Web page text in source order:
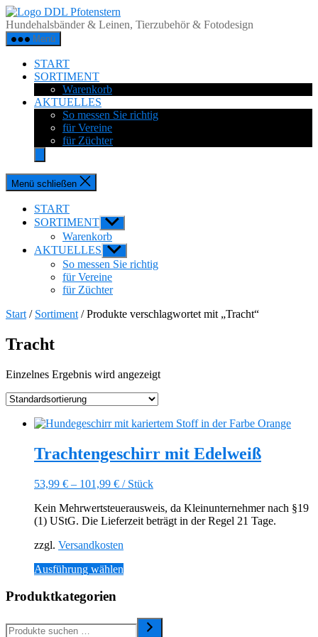
Zum
Inhalt
springen
Pfotenstern
Hundehalsbänder & Leinen, Tierzubehör & Fotodesign
Menü
START
SORTIMENT
Warenkorb
AKTUELLES
So messen Sie richtig
für Vereine
für Züchter
Menü schließen
START
SORTIMENT Untermenü
anzeigen
Warenkorb
AKTUELLES Untermenü
anzeigen
So messen Sie richtig
für Vereine
für Züchter
Start / Sortiment / Produkte verschlagwortet mit „Tracht“
Tracht
Einzelnes Ergebnis wird angezeigt
Trachtengeschirr mit Edelweiß
53,99 € – 101,99 € / Stück
Kein Mehrwertsteuerausweis, da Kleinunternehmer nach §19
(1) UStG. Die Lieferzeit beträgt in der Regel 21 Tage.
zzgl. Versandkosten
Ausführung wählen
Varianten
Produktkategorien